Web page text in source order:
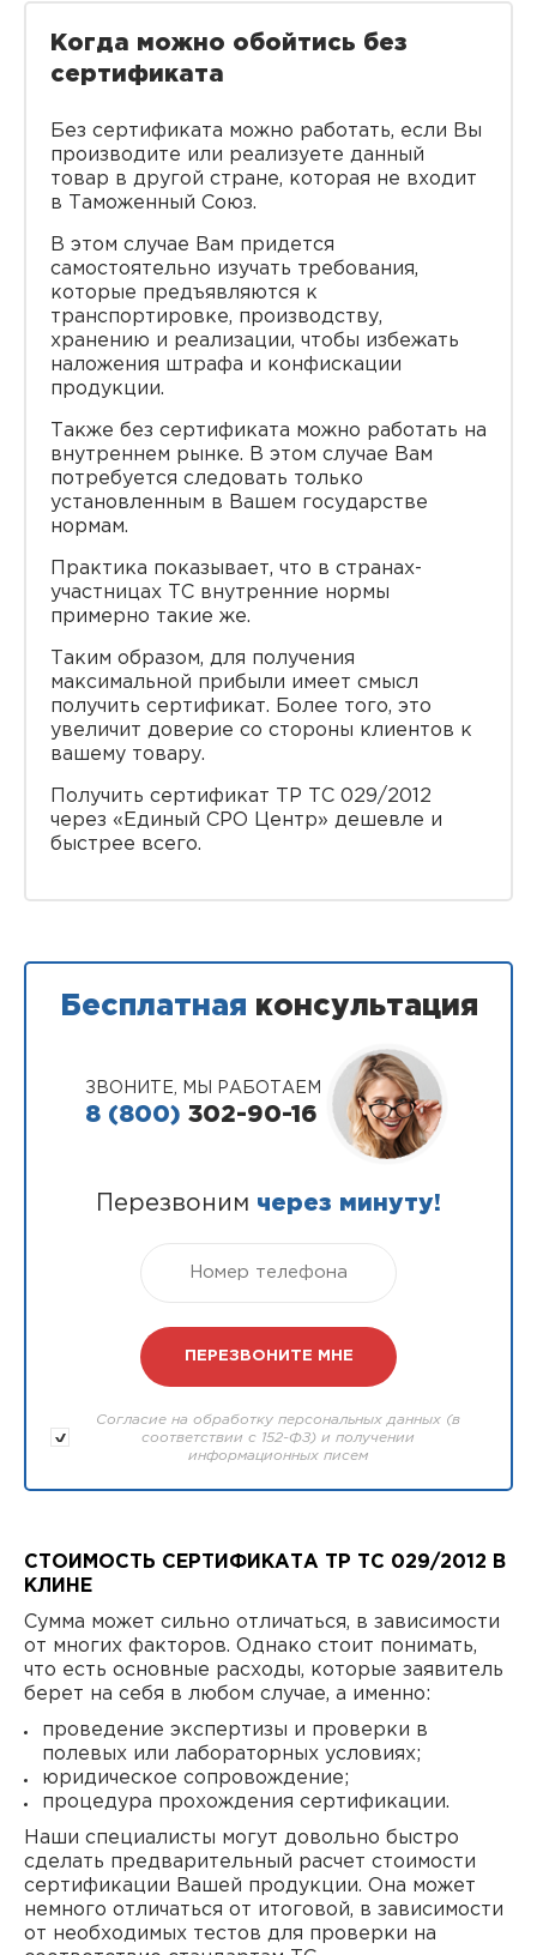
Когда можно обойтись без
сертификата
Без сертификата можно работать, если Вы
производите или реализуете данный
товар в другой стране, которая не входит
в Таможенный Союз.
В этом случае Вам придется
самостоятельно изучать требования,
которые предъявляются к
транспортировке, производству,
хранению и реализации, чтобы избежать
наложения штрафа и конфискации
продукции.
Также без сертификата можно работать на
внутреннем рынке. В этом случае Вам
потребуется следовать только
установленным в Вашем государстве
нормам.
Практика показывает, что в странах-
участницах ТС внутренние нормы
примерно такие же.
Таким образом, для получения
максимальной прибыли имеет смысл
получить сертификат. Более того, это
увеличит доверие со стороны клиентов к
вашему товару.
Получить сертификат ТР ТС 029/2012
через «Единый СРО Центр» дешевле и
быстрее всего.
Бесплатная консультация
ЗВОНИТЕ, МЫ РАБОТАЕМ
8 (800) 302-90-16
Перезвоним через минуту!
Согласие на обработку персональных данных (в
соответствии с 152-ФЗ) и получении
информационных писем
СТОИМОСТЬ СЕРТИФИКАТА ТР ТС 029/2012 В
КЛИНЕ
Сумма может сильно отличаться, в зависимости
от многих факторов. Однако стоит понимать,
что есть основные расходы, которые заявитель
берет на себя в любом случае, а именно:
проведение экспертизы и проверки в
полевых или лабораторных условиях;
юридическое сопровождение;
процедура прохождения сертификации.
Наши специалисты могут довольно быстро
сделать предварительный расчет стоимости
сертификации Вашей продукции. Она может
немного отличаться от итоговой, в зависимости
от необходимых тестов для проверки на